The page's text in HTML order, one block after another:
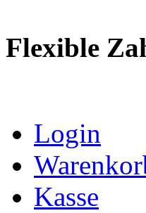
Flexible
Login
Kasse